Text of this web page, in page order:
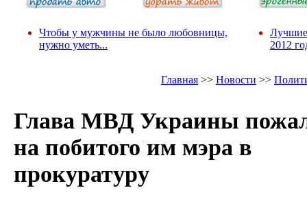
Чтобы у мужчины не было любовницы,
нужно уметь...
Лучшие
2012
Главная >> Новости >>
Глава МВД Украины
на побитого им мэра в
прокуратуру